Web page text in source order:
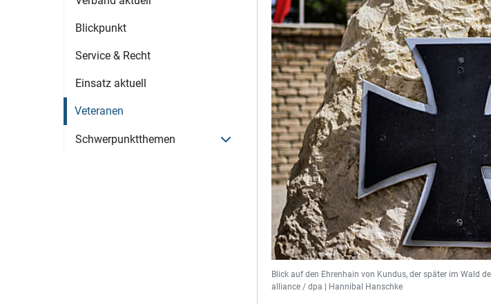
Blickpunkt
Service & Recht
Einsatz aktuell
Veteranen
Schwerpunktthemen Menü öffnen
Blick auf den Ehrenhain von Kundus, der später im Wald
alliance / dpa | Hannibal Hanschke